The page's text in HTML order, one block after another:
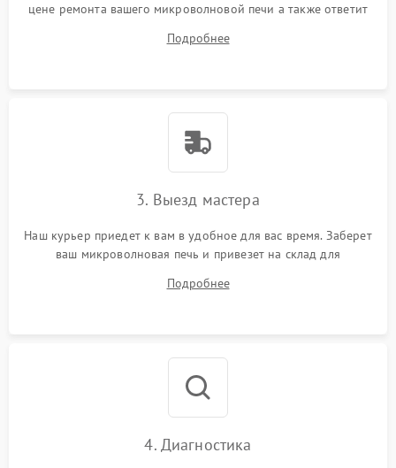
цене ремонта вашего микроволновой печи а также ответит
Подробнее
3. Выезд мастера
Наш курьер приедет к вам в удобное для вас время. Заберет
ваш микроволновая печь и привезет на склад для
Подробнее
4. Диагностика